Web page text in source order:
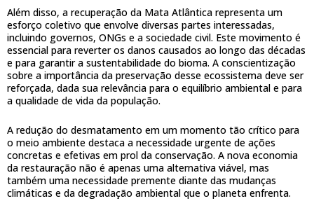
Além disso, a recuperação da Mata Atlântica representa um
esforço coletivo que envolve diversas partes interessadas,
incluindo governos, ONGs e a sociedade civil. Este movimento é
essencial para reverter os danos causados ao longo das décadas
e para garantir a sustentabilidade do bioma. A conscientização
sobre a importância da preservação desse ecossistema deve ser
reforçada, dada sua relevância para o equilíbrio ambiental e para
a qualidade de vida da população.
A redução do desmatamento em um momento tão crítico para
o meio ambiente destaca a necessidade urgente de ações
concretas e efetivas em prol da conservação. A nova economia
da restauração não é apenas uma alternativa viável, mas
também uma necessidade premente diante das mudanças
climáticas e da degradação ambiental que o planeta enfrenta.